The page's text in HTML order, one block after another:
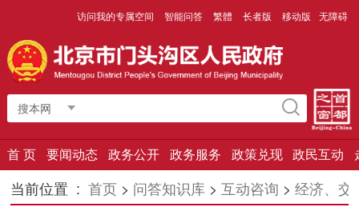
访问我的专属空间 智能问答 繁體 长者版 移动版 无障碍
搜本网
首 页 要闻动态 政务公开 政务服务 政策兑现 政民互动
当前位置 :首页 > 问答知识库 >互动咨询 >经济、交